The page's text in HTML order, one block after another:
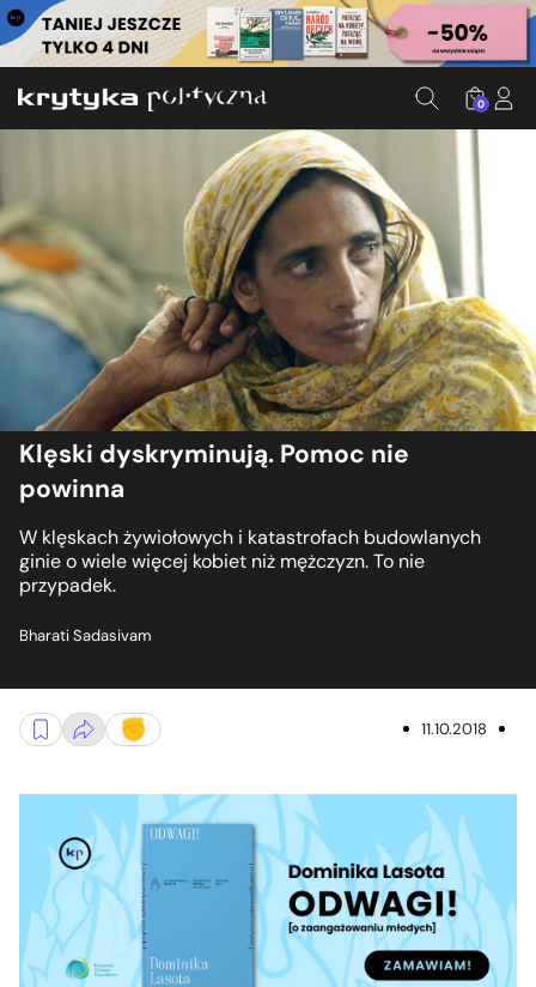
0
Klęski dyskryminują. Pomoc nie
powinna
W klęskach żywiołowych i katastrofach budowlanych
ginie o wiele więcej kobiet niż mężczyzn. To nie
przypadek.
Bharati Sadasivam
11.10.2018